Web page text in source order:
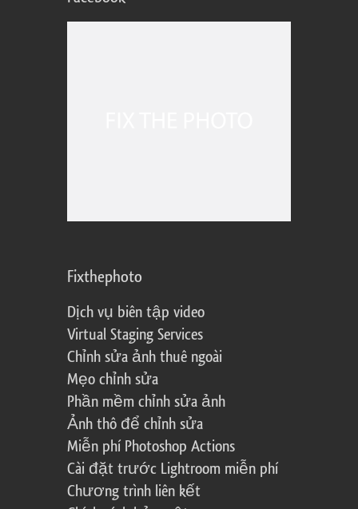
Fixthephoto
Dịch vụ biên tập video
Virtual Staging Services
Chỉnh sửa ảnh thuê ngoài
Mẹo chỉnh sửa
Phần mềm chỉnh sửa ảnh
Ảnh thô để chỉnh sửa
Miễn phí Photoshop Actions
Cài đặt trước Lightroom miễn phí
Chương trình liên kết